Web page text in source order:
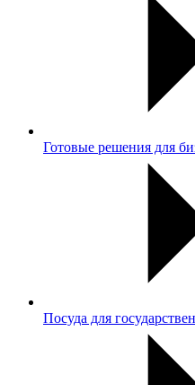
Готовые решения для
Посуда для